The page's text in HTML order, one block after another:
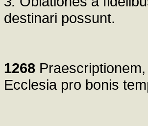
destinari possunt.
1268
Ecclesia pro bonis